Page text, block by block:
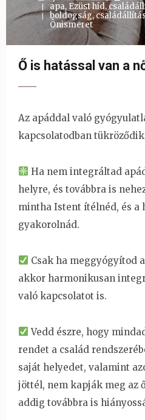
apa, Ezüst híd,
boldogság,
Önismeret
Ő is hatással van a
Az apáddal való
kapcsolatodban
Ha nem integráltad
helyre, és továbbra is
mintha Istent ítélnéd, és a
gyakorolnád.
Csak ha meggyógyítod
akkor harmonikusan
való kapcsolatot is.
Vedd észre, hogy
rendet a család
saját helyedet, valamint
jöttél, nem kapják meg az
addig továbbra is